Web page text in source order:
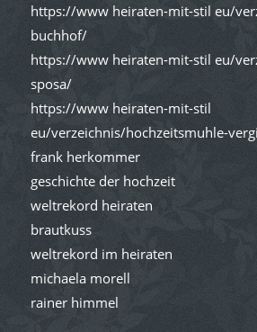
https://www heiraten-mit-stil eu/
buchhof/
https://www heiraten-mit-stil eu/
sposa/
https://www heiraten-mit-stil
eu/verzeichnis/hochzeitsmuhle-
frank herkommer
geschichte der hochzeit
weltrekord heiraten
brautkuss
weltrekord im heiraten
michaela morell
rainer himmel